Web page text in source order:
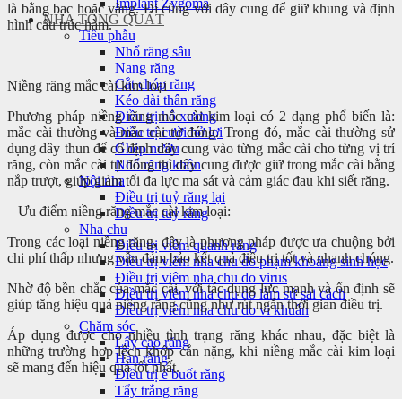
Implant Zygoma
NHA TỔNG QUÁT
Tiểu phẫu
Nhổ răng sâu
Nang răng
Cắt chóp răng
Kéo dài thân răng
Điều trị hô xương
Điều trị cười hở lợi
Ghép nướu
Nhổ răng khôn
Nội nha
Điều trị tuỷ răng lại
Điều trị tuỷ răng
Nha chu
Điều trị viêm quanh răng
Điều trị viêm nha chu do phạm khoảng sinh học
Điều trị viêm nha chu do virus
Điều trị viêm nha chu do làm sứ sai cách
Điều trị viêm nha chu do vi khuẩn
Chăm sóc
Lấy cao răng
Hàn răng
Điều trị ê buốt răng
Tẩy trắng răng
là bằng bạc hoặc vàng. Đi cùng với dây cung để giữ khung và định
hình cấu trúc hàm.
Niềng răng mắc cài kim loại
Phương pháp niềng răng mắc cài kim loại có 2 dạng phổ biến là:
mắc cài thường và mắc cài tự đóng. Trong đó, mắc cài thường sử
dụng dây thun để cố định dây cung vào từng mắc cài cho từng vị trí
răng, còn mắc cài tự đóng thì dây cung được giữ trong mắc cài bằng
nắp trượt, giúp giảm tối đa lực ma sát và cảm giác đau khi siết răng.
– Ưu điểm niềng răng mắc cài kim loại:
Trong các loại niềng răng, đây là phương pháp được ưa chuộng bởi
chi phí thấp nhưng vẫn đảm bảo kết quả điều trị tốt và nhanh chóng.
Nhờ độ bền chắc của mắc cài, với tác dụng lực mạnh và ổn định sẽ
giúp tăng hiệu quả niềng răng cũng như rút ngắn thời gian điều trị.
Áp dụng được cho nhiều tình trạng răng khác nhau, đặc biệt là
những trường hợp lệch khớp cắn nặng, khi niềng mắc cài kim loại
sẽ mang đến hiệu quả tốt nhất.